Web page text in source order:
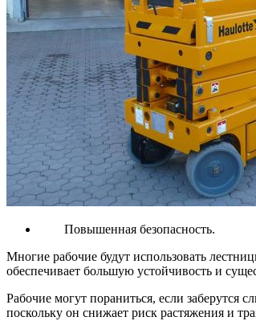
Повышенная безопасность.
Многие рабочие будут использовать
обеспечивает большую устойчивость и
Рабочие могут пораниться, если заберутся
поскольку он снижает риск растяжения и